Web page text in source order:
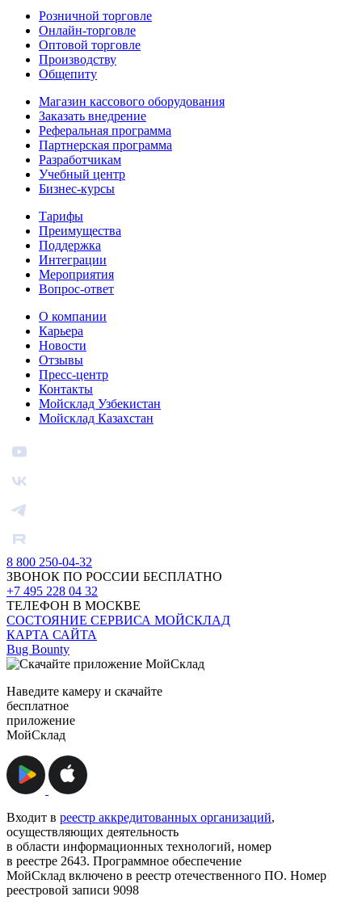
Розничной торговле
Онлайн-торговле
Оптовой торговле
Производству
Общепиту
Магазин кассового оборудования
Заказать внедрение
Реферальная программа
Партнерская программа
Разработчикам
Учебный центр
Бизнес‑курсы
Тарифы
Преимущества
Поддержка
Интеграции
Мероприятия
Вопрос-ответ
О компании
Карьера
Новости
Отзывы
Пресс-центр
Контакты
Мойсклад Узбекистан
Мойсклад Казахстан
8 800 250-04-32
ЗВОНОК ПО РОССИИ БЕСПЛАТНО
+7 495 228 04 32
ТЕЛЕФОН В МОСКВЕ
СОСТОЯНИЕ СЕРВИСА МОЙСКЛАД
КАРТА САЙТА
Bug Bounty
Наведите камеру и скачайте
бесплатное
приложение
МойСклад
Входит в реестр аккредитованных организаций,
осуществляющих деятельность
в области информационных технологий, номер
в реестре 2643. Программное обеспечение
МойСклад включено в реестр отечественного ПО. Номер
реестровой записи 9098